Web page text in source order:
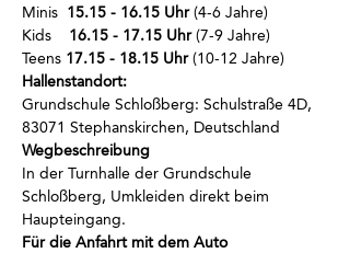
Minis 15.15 - 16.15 Uhr (4-6 Jahre)
Kids 16.15 - 17.15 Uhr (7-9 Jahre)
Teens 17.15 - 18.15 Uhr (10-12 Jahre)
Hallenstandort:
Grundschule Schloßberg: Schulstraße 4D,
83071 Stephanskirchen, Deutschland
Wegbeschreibung
In der Turnhalle der Grundschule
Schloßberg, Umkleiden direkt beim
Haupteingang.
Für die Anfahrt mit dem Auto